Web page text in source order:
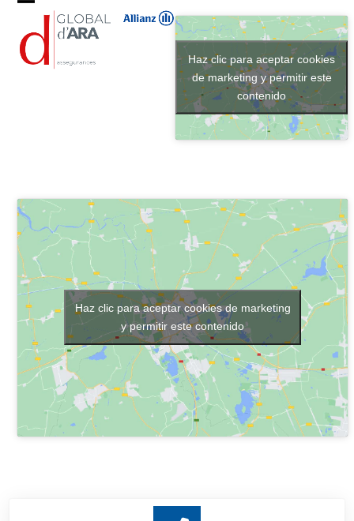
Skip
content
Open
mobile
menu
Close
mobile
menu
Haz clic para aceptar cookies
de marketing y permitir este
contenido
Haz clic para aceptar cookies de marketing
y permitir este contenido